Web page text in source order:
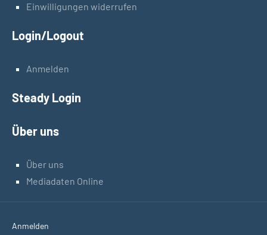
Einwilligungen widerrufen
Login/Logout
Anmelden
Steady Login
Über uns
Über uns
Mediadaten Online
Anmelden